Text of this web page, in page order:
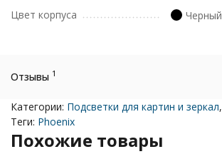
Цвет корпуса
Черный
Отзывы 1
Категории: Подсветки для картин и зеркал,
Теги: Phoenix
Похожие товары